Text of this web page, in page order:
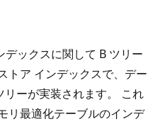
デックスに関して B ツリー
トア インデックスで、デー
リーが実装されます。 これ
リ最適化テーブルのインデ